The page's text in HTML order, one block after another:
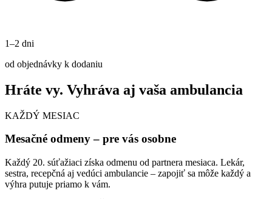
1–2 dni
od objednávky k dodaniu
Hráte vy. Vyhráva aj vaša ambulancia
KAŽDÝ MESIAC
Mesačné odmeny – pre vás osobne
Každý 20. súťažiaci získa odmenu od partnera mesiaca. Lekár,
sestra, recepčná aj vedúci ambulancie – zapojiť sa môže každý a
výhra putuje priamo k vám.